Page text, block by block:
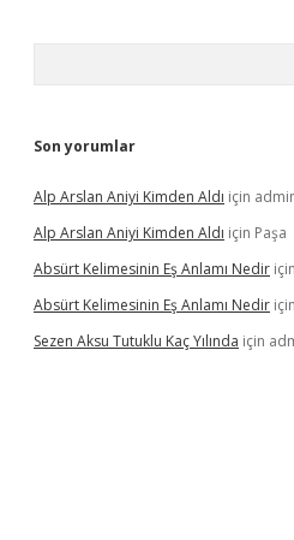
Son yorumlar
Alp Arslan Aniyi Kimden Aldı için
Alp Arslan Aniyi Kimden Aldı için Paşa
Absürt Kelimesinin Eş Anlamı Nedir için
Absürt Kelimesinin Eş Anlamı Nedir için
Sezen Aksu Tutuklu Kaç Yılında için